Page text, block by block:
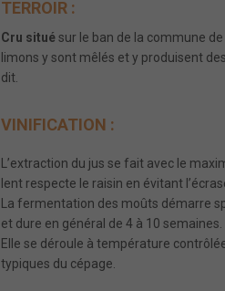
TERROIR :
Cru situésur le ban de la commune
limons y sont mêlés et y produisent
dit.
VINIFICATION :
L’extraction du jus se fait avec le
lent respecte le raisin en évitant
La fermentation des moûts démarre
et dure en général de 4 à 10 semaines.
Elle se déroule à température
typiques du cépage.